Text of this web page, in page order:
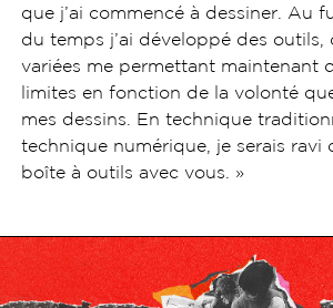
que j’ai commencé à dessiner. Au
du temps j’ai développé des outils,
variées me permettant maintenant
limites en fonction de la volonté
mes dessins. En technique
technique numérique, je serais ravi
boîte à outils avec vous. »